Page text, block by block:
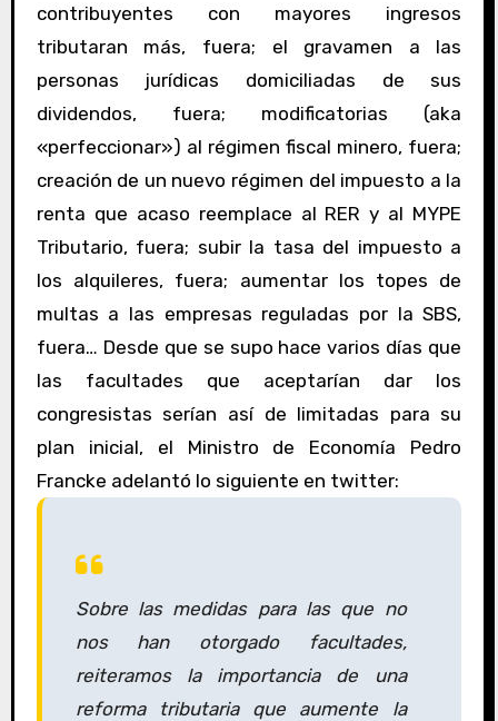
contribuyentes con mayores ingresos
tributaran más, fuera; el gravamen a las
personas jurídicas domiciliadas de sus
dividendos, fuera; modificatorias (aka
«perfeccionar») al régimen fiscal minero, fuera;
creación de un nuevo régimen del impuesto a la
renta que acaso reemplace al RER y al MYPE
Tributario, fuera; subir la tasa del impuesto a
los alquileres, fuera; aumentar los topes de
multas a las empresas reguladas por la SBS,
fuera… Desde que se supo hace varios días que
las facultades que aceptarían dar los
congresistas serían así de limitadas para su
plan inicial, el Ministro de Economía Pedro
Francke adelantó lo siguiente en twitter:
Sobre las medidas para las que no
nos han otorgado facultades,
reiteramos la importancia de una
reforma tributaria que aumente la